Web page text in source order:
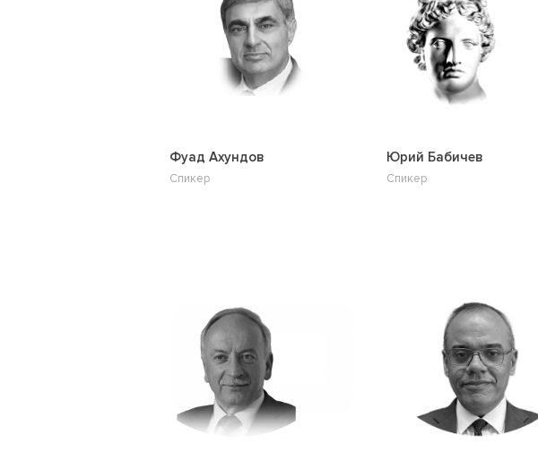
Фуад Ахундов
Спикер
Юрий Бабичев
Спикер